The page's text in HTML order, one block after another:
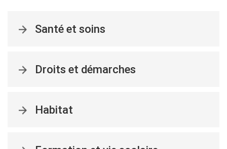
Santé et soins
Droits et démarches
Habitat